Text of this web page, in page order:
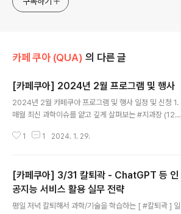
카페 쿠아 (QUA) 의 다른 글
[카페쿠아] 2024년 2월 프로그램 및 행사
2024년 2월 카페쿠아 프로그램 및 행사 일정 및 신청 ​1.
매월 최신 과학이슈를 얕고 깊게 살펴보는 #지과장 (12세
진행 : 과학커뮤니케이터 지구(지과장 역), 변태 (변사장
신 과학이슈 TOP7(#태양 탐사선 파커 #전자책 VS 종이
책 #가장 오래된 피부 화석 #일본 지진으로 흔들린 한국
지하수 등) -비용 : 1인당 1만원 -신청 : 온라인/오프라인
1 1 2024. 1. 29.
[카페쿠아] 3/31 칼퇴곽 - ChatGPT 등 인
공지능 서비스 활용 실무 전략
평일 저녁 칼퇴해서 과학/기술을 학습하는 [ #칼퇴곽 ] 일